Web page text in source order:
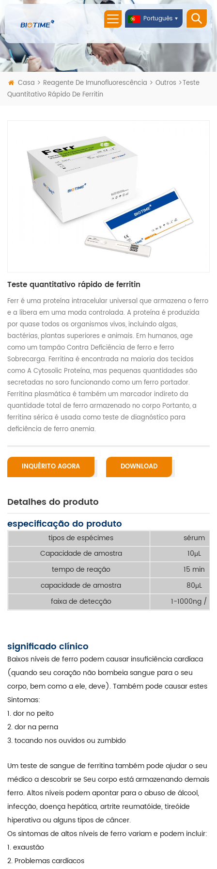
Português
Casa Reagente De Imunofluorescência Outros
Teste
Quantitativo Rápido De Ferritin
Teste quantitativo rápido de ferritin
Ferr é uma proteína intracelular universal que armazena o ferro
e a libera em uma moda controlada. A proteína é produzida
por quase todos os organismos vivos, incluindo algas,
bactérias, plantas superiores e animais. Em humanos, age
como um tampão Contra Deficiência de ferro e ferro
Sobrecarga. Ferritina é encontrada na maioria dos tecidos
como A Cytosolic Proteína, mas pequenas quantidades são
secretadas no soro funcionando como um ferro portador.
Ferritina plasmática é também um marcador indireto da
quantidade total de ferro armazenado no corpo Portanto, a
ferritina sérica é usada como teste de diagnóstico para
deficiência de ferro anemia.
INQUÉRITO AGORA DOWNLOAD
Detalhes do produto
especificação do produto
tipos de espécimes
sérum
Capacidade de amostra
10μL
tempo de reação
15 min
capacidade de amostra
80μL
faixa de detecção
1-1000ng / ml
significado clínico
Baixos níveis de ferro podem causar insuficiência cardíaca
(quando seu coração não bombeia sangue para o seu
corpo, bem como a ele, deve). Também pode causar estes
Sintomas:
1. dor no peito
2. dor na perna
3. tocando nos ouvidos ou zumbido
Um teste de sangue de ferritina também pode ajudar o seu
médico a descobrir se Seu corpo está armazenando demais
ferro. Altos níveis podem apontar para o abuso de álcool,
infecção, doença hepática, artrite reumatóide, tireóide
hiperativa ou alguns tipos de câncer.
Os sintomas de altos níveis de ferro variam e podem incluir:
1. exaustão
2. Problemas cardíacos